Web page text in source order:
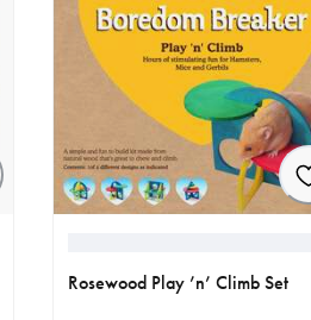
Rosewood Play ’n’ Climb Set